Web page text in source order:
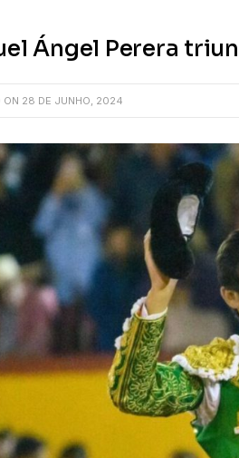
Ángel Perera
ON 28 DE JUNHO, 2024